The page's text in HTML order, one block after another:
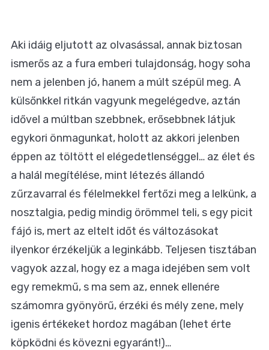
Aki idáig eljutott az olvasással, annak biztosan
ismerős az a fura emberi tulajdonság, hogy soha
nem a jelenben jó, hanem a múlt szépül meg. A
külsőnkkel ritkán vagyunk megelégedve, aztán
idővel a múltban szebbnek, erősebbnek látjuk
egykori önmagunkat, holott az akkori jelenben
éppen az töltött el elégedetlenséggel… az élet és
a halál megítélése, mint létezés állandó
zűrzavarral és félelmekkel fertőzi meg a lelkünk, a
nosztalgia, pedig mindig örömmel teli, s egy picit
fájó is, mert az eltelt időt és változásokat
ilyenkor érzékeljük a leginkább. Teljesen tisztában
vagyok azzal, hogy ez a maga idejében sem volt
egy remekmű, s ma sem az, ennek ellenére
számomra gyönyörű, érzéki és mély zene, mely
igenis értékeket hordoz magában (lehet érte
köpködni és kövezni egyaránt!)…